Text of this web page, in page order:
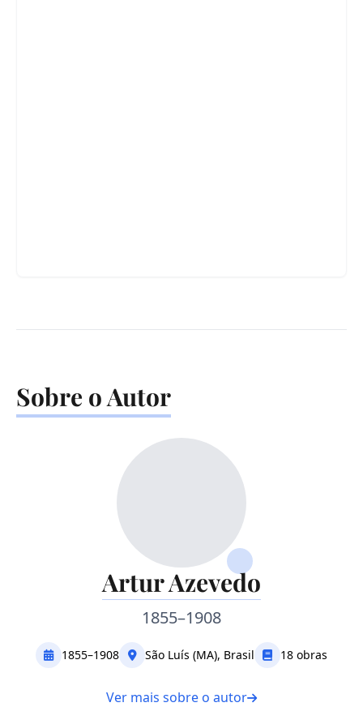
Sobre o Autor
Artur Azevedo
1855–1908
1855–1908 São Luís (MA), Brasil 18 obras
Ver mais sobre o autor